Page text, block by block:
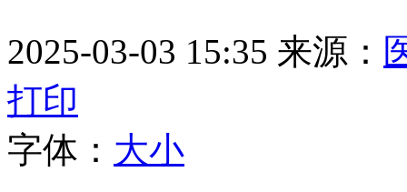
2025-03-03 15:35 来源：
打印
字体： 大小